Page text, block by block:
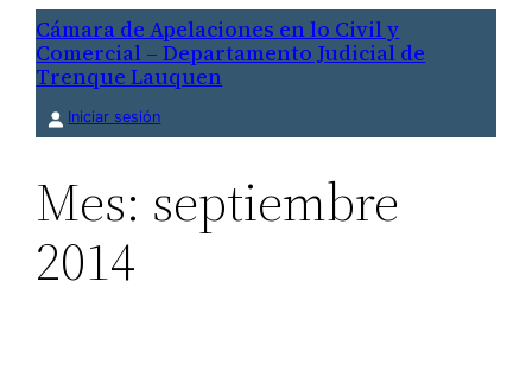
Saltar
contenido
Cámara de Apelaciones en lo Civil y
Comercial – Departamento Judicial de
Trenque Lauquen
Iniciar sesión
Mes: septiembre
2014